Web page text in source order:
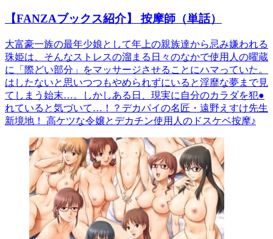
【FANZAブックス紹介】 按摩師（単話）
大富豪一族の最年少娘として年上の親族達から忌み嫌われる
珠姫は、そんなストレスの溜まる日々のなかで使用人の曜蔵
に「際どい部分」をマッサージさせることにハマっていた。
はしたないと思いつつもやめられずにいると淫靡な夢まで見
てしまう始末…。しかしある日、現実に自分のカラダを犯●
れていると気づいて…！？デカパイの名匠・遠野えすけ先生
新境地！ 高ケツな令嬢とデカチン使用人のドスケベ按摩♪